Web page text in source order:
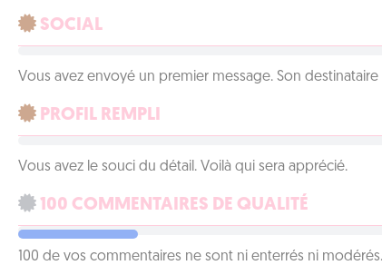
SOCIAL
Vous avez envoyé un premier message. Son
PROFIL REMPLI
Vous avez le souci du détail. Voilà qui sera apprécié.
100 COMMENTAIRES DE QUALITÉ
100 de vos commentaires ne sont ni enterrés ni